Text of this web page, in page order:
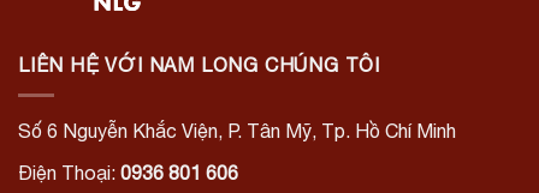
LIÊN HỆ VỚI NAM LONG CHÚNG TÔI
Số 6 Nguyễn Khắc Viện, P. Tân Mỹ, Tp. Hồ Chí Minh
Điện Thoại: 0936 801 606